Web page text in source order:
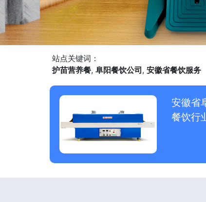
站点关键词：
护苗营养餐, 阜阳餐饮公司 , 安徽省餐饮服务
安徽省
餐饮行